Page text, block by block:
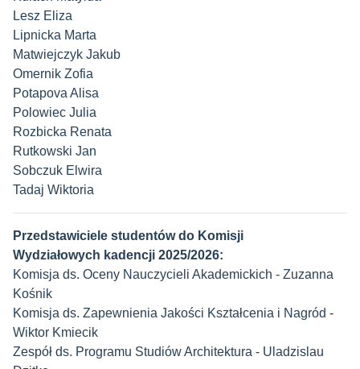
Lesz Eliza
Lipnicka Marta
Matwiejczyk Jakub
Omernik Zofia
Potapova Alisa
Polowiec Julia
Rozbicka Renata
Rutkowski Jan
Sobczuk Elwira
Tadaj Wiktoria
Przedstawiciele studentów do Komisji
Wydziałowych kadencji 2025/2026:
Komisja ds. Oceny Nauczycieli Akademickich - Zuzanna
Kośnik
Komisja ds. Zapewnienia Jakości Kształcenia i Nagród -
Wiktor Kmiecik
Zespół ds. Programu Studiów Architektura - Uladzislau